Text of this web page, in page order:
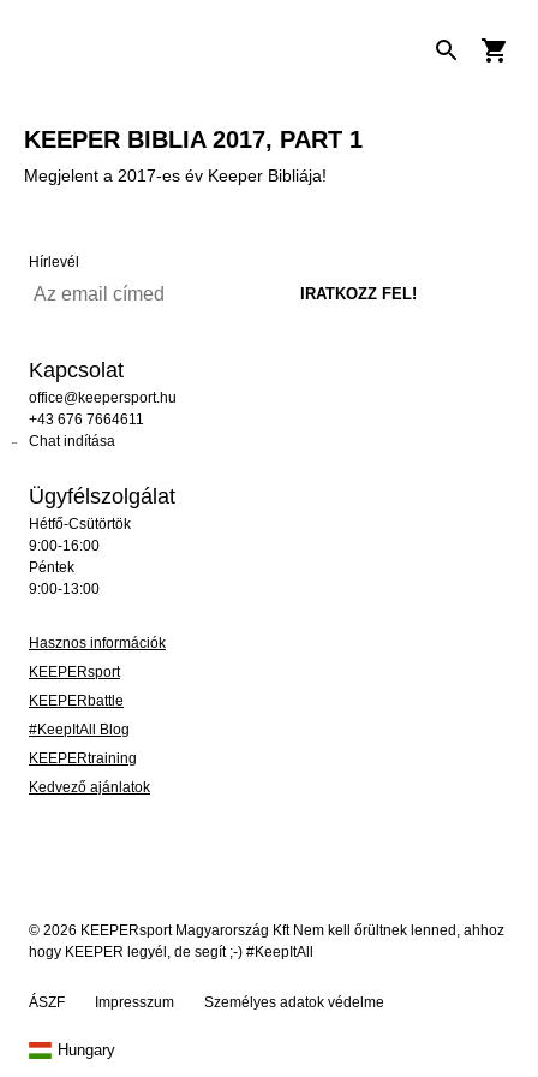
KEEPER BIBLIA 2017, PART 1
Megjelent a 2017-es év Keeper Bibliája!
Hírlevél
Kapcsolat
office@keepersport.hu
+43 676 7664611
Chat indítása
Ügyfélszolgálat
Hétfő-Csütörtök
9:00-16:00
Péntek
9:00-13:00
Hasznos információk
KEEPERsport
KEEPERbattle
#KeepItAll Blog
KEEPERtraining
Kedvező ajánlatok
© 2026 KEEPERsport Magyarország Kft Nem kell őrültnek lenned, ahhoz
hogy KEEPER legyél, de segít ;-) #KeepItAll
ÁSZF Impresszum Személyes adatok védelme
Hungary